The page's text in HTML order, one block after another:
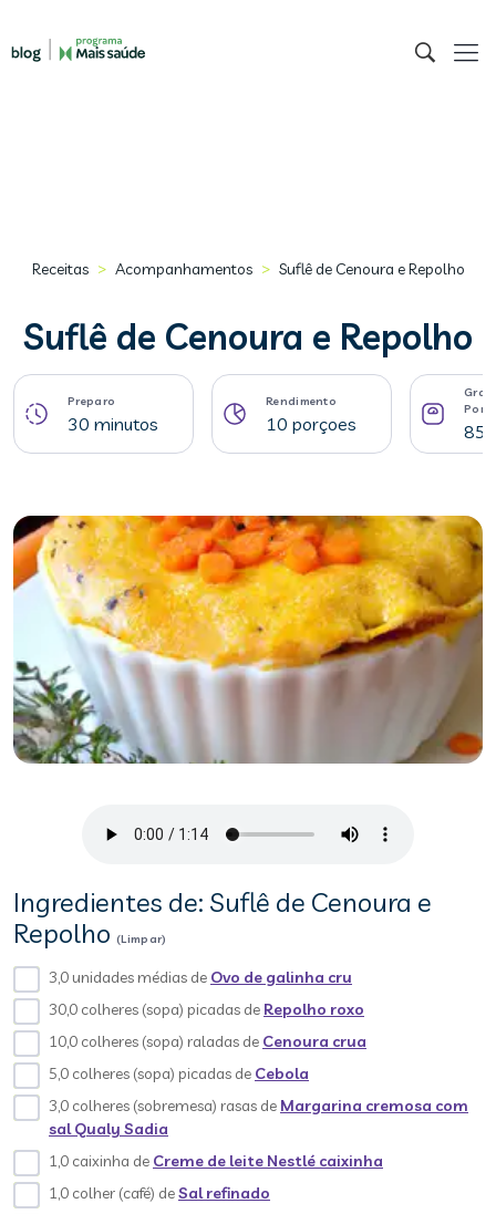
Receitas > Acompanhamentos > Suflê de Cenoura e Repolho
Suflê de Cenoura e Repolho
Preparo
30 minutos
Rendimento
10 porçoes 85
Ingredientes de: Suflê de Cenoura e
Repolho (Limpar)
3,0 unidades médias de Ovo de galinha cru
30,0 colheres (sopa) picadas de Repolho roxo
10,0 colheres (sopa) raladas de Cenoura crua
5,0 colheres (sopa) picadas de Cebola
3,0 colheres (sobremesa) rasas de Margarina cremosa com
sal Qualy Sadia
1,0 caixinha de Creme de leite Nestlé caixinha
1,0 colher (café) deSal refinado